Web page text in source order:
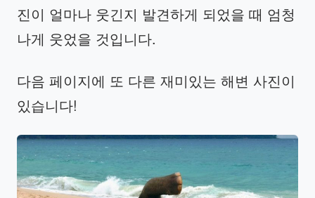
진이 얼마나 웃긴지 발견하게 되었을 때 엄청
나게 웃었을 것입니다.
다음 페이지에 또 다른 재미있는 해변 사진이
있습니다!